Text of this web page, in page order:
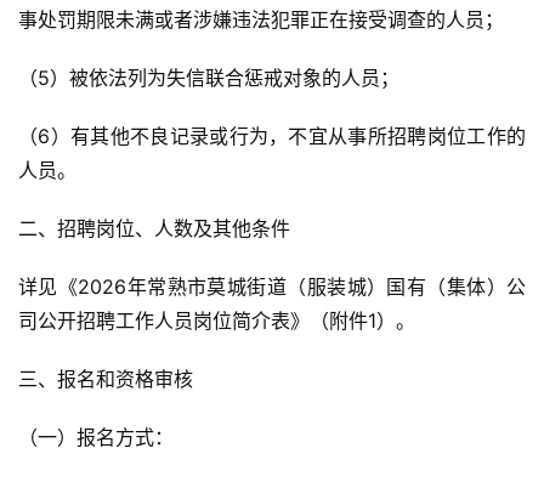
事处罚期限未满或者涉嫌违法犯罪正在接受调查的人员；
（5）被依法列为失信联合惩戒对象的人员；
（6）有其他不良记录或行为，不宜从事所招聘岗位工作的
人员。
二、招聘岗位、人数及其他条件
详见《2026年常熟市莫城街道（服装城）国有（集体）公
司公开招聘工作人员岗位简介表》（附件1）。
三、报名和资格审核
（一）报名方式：